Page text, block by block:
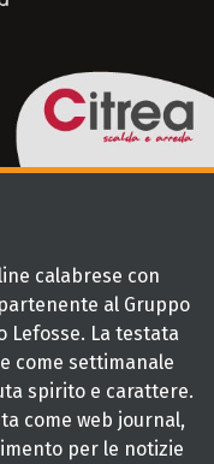
calabrese con
al Gruppo
Lefosse. La testata
come settimanale
spirito e carattere.
come web journal,
per le notizie